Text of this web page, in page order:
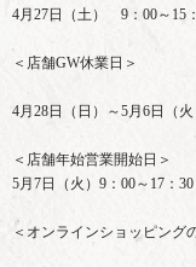
4月27日（土） 9：00～15
＜店舗GW休業日＞
4月28日（日）～5月6日（火
＜店舗年始営業開始日＞
5月7日（火）9：00～17：30
＜オンラインショッピング